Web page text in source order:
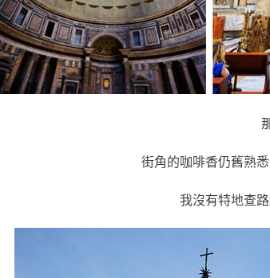
街角的咖啡香仍舊熟
我沒有特地查